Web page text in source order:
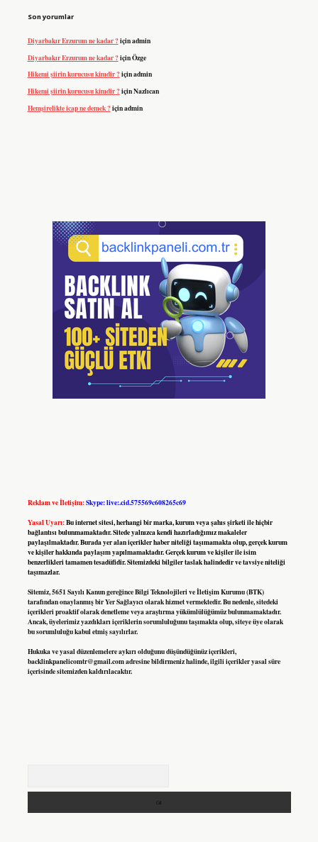
Son yorumlar
Diyarbakır Erzurum ne kadar ?içinadmin
Diyarbakır Erzurum ne kadar ?içinÖzge
Hikemi şiirin kurucusu kimdir ?içinadmin
Hikemi şiirin kurucusu kimdir ?içinNazlıcan
Hemşirelikte icap ne demek ?içinadmin
Reklam ve İletişim:Skype: live:.cid.575569c608265c69
Yasal Uyarı:Bu internet sitesi, herhangi bir marka, kurum veya şahıs şirketi ile hiçbir
bağlantısı bulunmamaktadır. Sitede yalnızca kendi hazırladığımız makaleler
paylaşılmaktadır. Burada yer alan içerikler haber niteliği taşımamakta olup, gerçek kurum
ve kişiler hakkında paylaşım yapılmamaktadır. Gerçek kurum ve kişiler ile isim
benzerlikleri tamamen tesadüfidir. Sitemizdeki bilgiler taslak halindedir ve tavsiye niteliği
taşımazlar.
Sitemiz, 5651 Sayılı Kanun gereğince Bilgi Teknolojileri ve İletişim Kurumu (BTK)
tarafından onaylanmış bir Yer Sağlayıcı olarak hizmet vermektedir. Bu nedenle, sitedeki
içerikleri proaktif olarak denetleme veya araştırma yükümlülüğümüz bulunmamaktadır.
Ancak, üyelerimiz yazdıkları içeriklerin sorumluluğunu taşımakta olup, siteye üye olarak
bu sorumluluğu kabul etmiş sayılırlar.
Hukuka ve yasal düzenlemelere aykırı olduğunu düşündüğünüz içerikleri,
backlinkpanelicomtr@gmail.comadresine bildirmeniz halinde, ilgili içerikler yasal süre
içerisinde sitemizden kaldırılacaktır.